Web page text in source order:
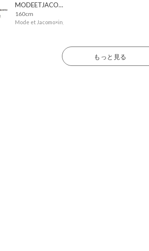
MODEETJACOMOingSTAFF
160cm
Mode et Jacomo×ing
もっと見る